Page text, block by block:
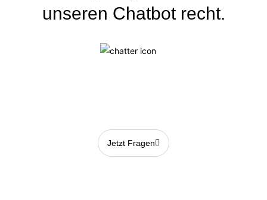
unseren Chatbot recht.
Jetzt Fragen